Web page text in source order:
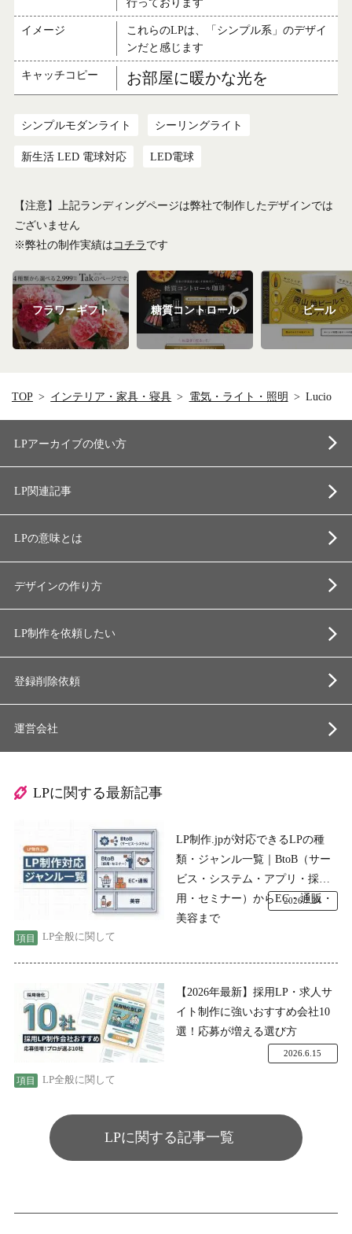
イメージ
これらのLPは、「シンプル系」のデザイ
ンだと感じます
キャッチコピー お部屋に暖かな光を
シンプルモダンライト シーリングライト
新生活 LED 電球対応 LED電球
【注意】上記ランディングページは弊社で制作したデザインでは
ございません
※弊社の制作実績はコチラです
フラワーギフト 糖質コントロール ビール
TOP インテリア・家具・寝具 電気・ライト・照明 Lucio
LPアーカイブの使い方
LP関連記事
LPの意味とは
デザインの作り方
LP制作を依頼したい
登録削除依頼
運営会社
LPに関する最新記事
LP制作.jpが対応できるLPの種
類・ジャンル一覧｜BtoB（サー
ビス・システム・アプリ・採
用・セミナー）からEC・通販・
美容まで
LP全般に関して
2026.7.24
【2026年最新】採用LP・求人サ
イト制作に強いおすすめ会社10
選！応募が増える選び方
LP全般に関して
2026.6.15
LPに関する記事一覧